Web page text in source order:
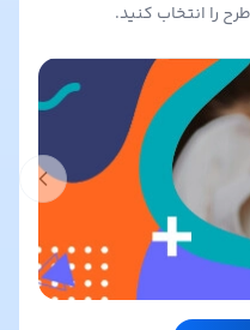
را انتخاب کنید.
slide